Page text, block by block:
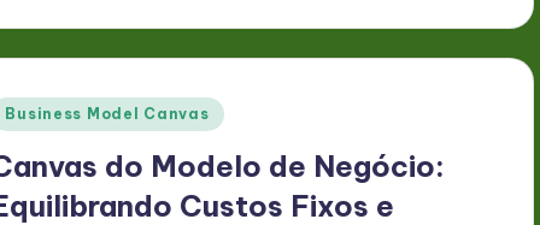
Business Model Canvas
do Modelo de Negócio:
Custos Fixos e